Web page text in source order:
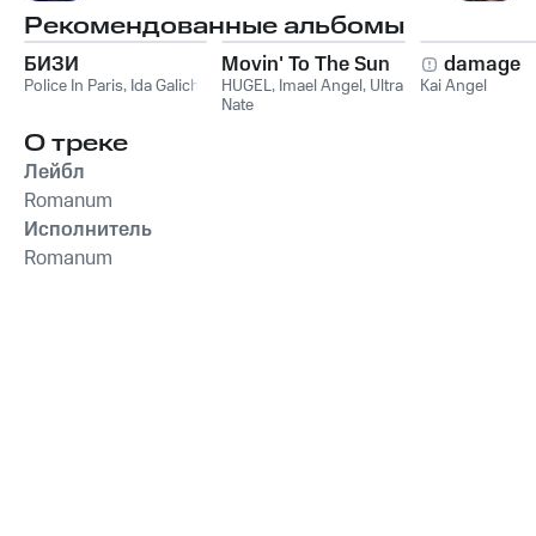
Рекомендованные альбомы
БИЗИ
Police In Paris, Ida Galich
Movin' To The Sun
HUGEL, Imael Angel, Ultra
Nate
damage
Kai Angel
О треке
Лейбл
Romanum
Исполнитель
Romanum